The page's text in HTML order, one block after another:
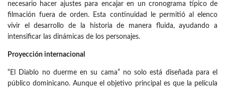
necesario hacer ajustes para encajar en un cronograma típico de
filmación fuera de orden. Esta continuidad le permitió al elenco
vivir el desarrollo de la historia de manera fluida, ayudando a
intensificar las dinámicas de los personajes.
Proyección internacional
“El Diablo no duerme en su cama” no solo está diseñada para el
público dominicano. Aunque el objetivo principal es que la película